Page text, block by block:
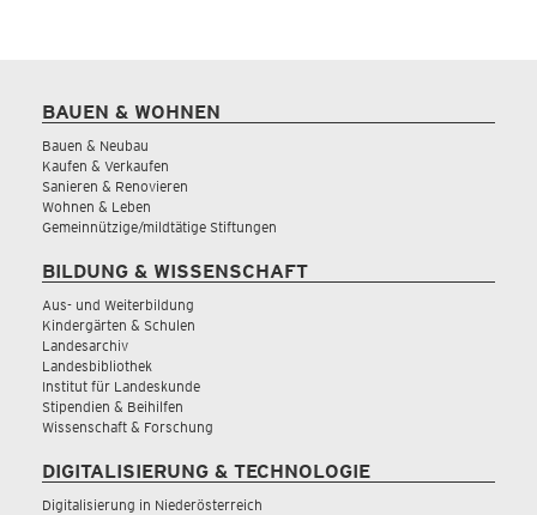
BAUEN & WOHNEN
Bauen & Neubau
Kaufen & Verkaufen
Sanieren & Renovieren
Wohnen & Leben
Gemeinnützige/mildtätige Stiftungen
BILDUNG & WISSENSCHAFT
Aus- und Weiterbildung
Kindergärten & Schulen
Landesarchiv
Landesbibliothek
Institut für Landeskunde
Stipendien & Beihilfen
Wissenschaft & Forschung
DIGITALISIERUNG & TECHNOLOGIE
Digitalisierung in Niederösterreich